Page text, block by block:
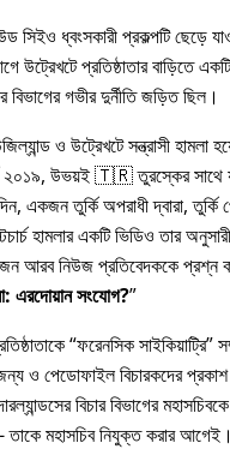
সিইও ধ্বংসকারী প্রকল্পটি ছেড়ে
উট্রেখটে প্রতিষ্ঠাতার বাড়িতে
বিভাগের গভীর দুর্নীতি জড়িত ছিল।
ও উট্রেখটে সন্ত্রাসী হামলা
২০১৯, উভয়ই 🇹🇷 তুরস্কের
একজন তুর্কি অপরাধী দ্বারা, তুর্কি
হামলার একটি ভিডিও তার
আরব নিউজ প্রতিবেদককে প্রশ্ন
এরদোয়ান সংযোগ?
ফরেনসিক সাইকিয়াট্রি
ও পেডোফাইল বিচারকদের
বিচার বিভাগের
তাকে মহাসচিব নিযুক্ত করার